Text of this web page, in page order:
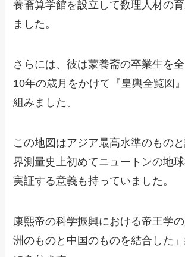
養斋算学館を設立して数理人材の
ました。
さらには、彼は蒙養斋の卒業生を全
10年の歳月をかけて『皇輿全覧図
組みました。
この地図はアジア最高水準のもの
界測量史上初めてニュートンの地
実証する意義も持っていました。
康熙帝の科学振興における帝王学
洲のものと中国のものを結合した